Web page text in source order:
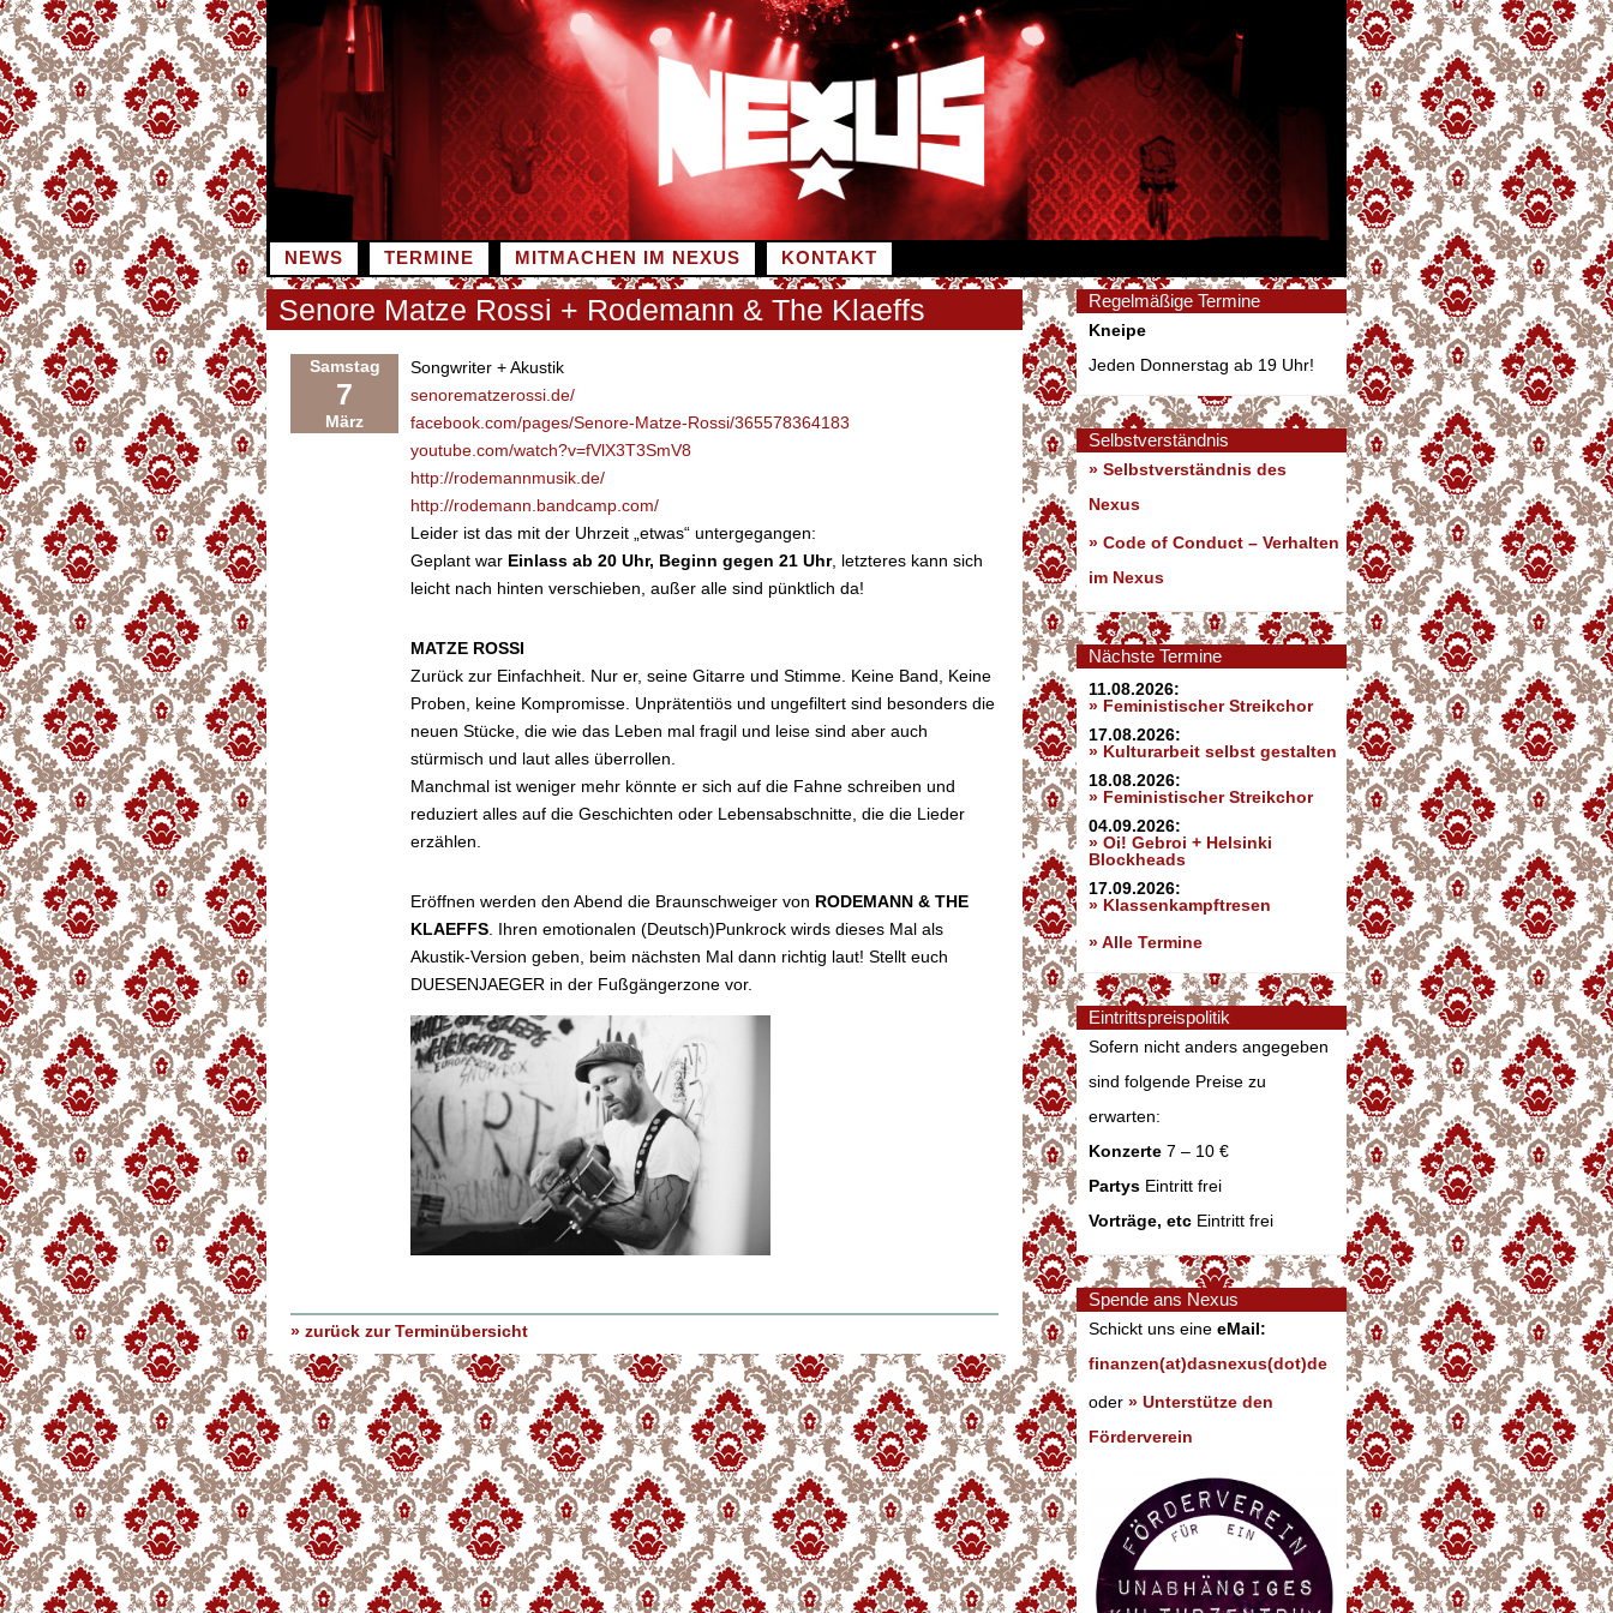
Zum
Inhalt
springen
NEWS TERMINE MITMACHEN IM NEXUS KONTAKT
Senore Matze Rossi + Rodemann & The Klaeffs
Samstag
7
März
Songwriter + Akustik
senorematzerossi.de/
facebook.com/pages/Senore-Matze-Rossi/365578364183
youtube.com/watch?v=fVlX3T3SmV8
http://rodemannmusik.de/
http://rodemann.bandcamp.com/
Leider ist das mit der Uhrzeit „etwas“ untergegangen:
Geplant war Einlass ab 20 Uhr, Beginn gegen 21 Uhr, letzteres kann sich
leicht nach hinten verschieben, außer alle sind pünktlich da!
MATZE ROSSI
Zurück zur Einfachheit. Nur er, seine Gitarre und Stimme. Keine Band, Keine
Proben, keine Kompromisse. Unprätentiös und ungefiltert sind besonders die
neuen Stücke, die wie das Leben mal fragil und leise sind aber auch
stürmisch und laut alles überrollen.
Manchmal ist weniger mehr könnte er sich auf die Fahne schreiben und
reduziert alles auf die Geschichten oder Lebensabschnitte, die die Lieder
erzählen.
Eröffnen werden den Abend die Braunschweiger von RODEMANN & THE
KLAEFFS . Ihren emotionalen (Deutsch)Punkrock wirds dieses Mal als
Akustik-Version geben, beim nächsten Mal dann richtig laut! Stellt euch
DUESENJAEGER in der Fußgängerzone vor.
» zurück zur Terminübersicht
Regelmäßige Termine
Kneipe
Jeden Donnerstag ab 19 Uhr!
Selbstverständnis
» Selbstverständnis des
Nexus
» Code of Conduct – Verhalten
im Nexus
Nächste Termine
11.08.2026:
» Feministischer Streikchor
17.08.2026:
» Kulturarbeit selbst gestalten
18.08.2026:
» Feministischer Streikchor
04.09.2026:
» Oi! Gebroi + Helsinki
Blockheads
17.09.2026:
» Klassenkampftresen
» Alle Termine
Eintrittspreispolitik
Sofern nicht anders angegeben
sind folgende Preise zu
erwarten:
Konzerte 7 – 10 €
Partys Eintritt frei
Vorträge, etc Eintritt frei
Spende ans Nexus
Schickt uns eine eMail:
finanzen(at)dasnexus(dot)de
oder » Unterstütze den
Förderverein